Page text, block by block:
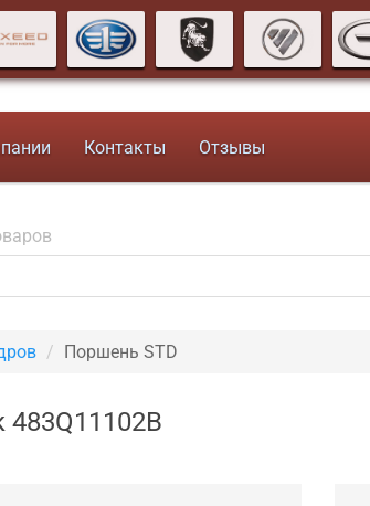
Контакты Отзывы
Поршень STD